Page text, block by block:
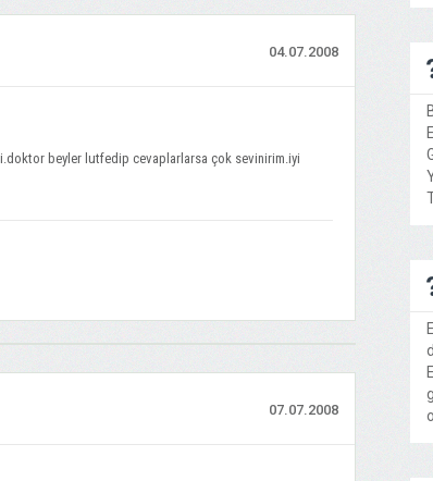
04.07.2008
beyler lutfedip cevaplarlarsa çok sevinirim.iyi
07.07.2008